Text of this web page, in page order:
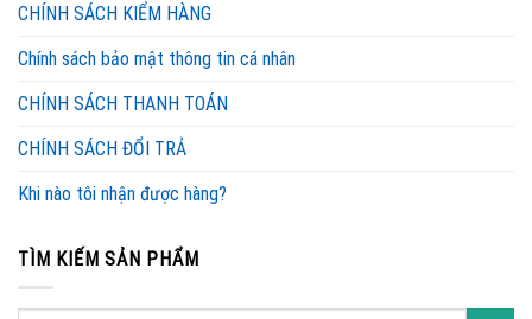
CHÍNH SÁCH KIỂM HÀNG
Chính sách bảo mật thông tin cá nhân
CHÍNH SÁCH THANH TOÁN
CHÍNH SÁCH ĐỔI TRẢ
Khi nào tôi nhận được hàng?
TÌM KIẾM SẢN PHẨM